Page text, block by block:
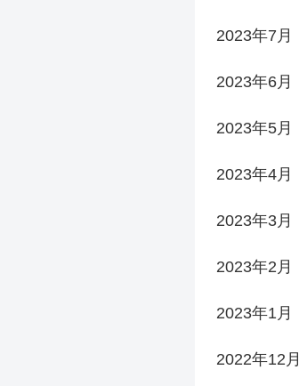
2023年7月
2023年6月
2023年5月
2023年4月
2023年3月
2023年2月
2023年1月
2022年12月